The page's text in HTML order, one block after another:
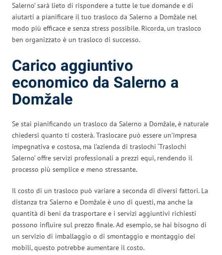
Salerno’ sarà lieto di rispondere a tutte le tue domande e di
aiutarti a pianificare il tuo trasloco da Salerno a Domžale nel
modo più efficace e senza stress possibile. Ricorda, un trasloco
ben organizzato è un trasloco di successo.
Carico aggiuntivo
economico da Salerno a
Domžale
Se stai pianificando un trasloco da Salerno a Domžale, è naturale
chiedersi quanto ti costerà. Traslocare può essere un’impresa
impegnativa e costosa, ma l’azienda di traslochi ‘Traslochi
Salerno’ offre servizi professionali a prezzi equi, rendendo il
processo più semplice e meno stressante.
Il costo di un trasloco può variare a seconda di diversi fattori. La
distanza tra Salerno e Domžale è uno di questi, ma anche la
quantità di beni da trasportare e i servizi aggiuntivi richiesti
possono influire sul prezzo finale. Ad esempio, se hai bisogno di
un servizio di imballaggio o di smontaggio e montaggio dei
mobili, questo potrebbe aumentare il costo.